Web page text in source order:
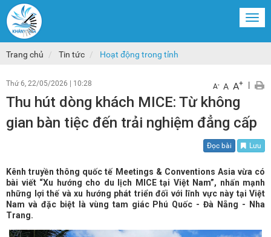
Trang chủ Tin tức Hoạt động trong tỉnh
Thứ 6, 22/05/2026 10:28 A- A A+ |
Thu hút dòng khách MICE: Từ không
gian bàn tiệc đến trải nghiệm đẳng cấp
Đọc bài Lưu
Kênh truyền thông quốc tế Meetings & Conventions Asia vừa có
bài viết “Xu hướng cho du lịch MICE tại Việt Nam”, nhấn mạnh
những lợi thế và xu hướng phát triển đối với lĩnh vực này tại Việt
Nam và đặc biệt là vùng tam giác Phú Quốc - Đà Nẵng - Nha
Trang.